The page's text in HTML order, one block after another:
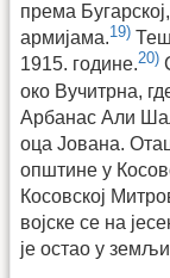
према
армијама.19)
1915. године.20)
око Вучитрна,
Арбанас Али
оца Јована.
општине у
Косовској
војске се на
је остао у